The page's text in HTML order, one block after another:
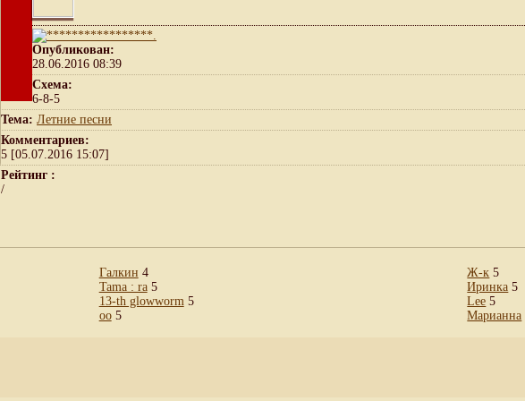
Опубликован:
28.06.2016 08:39
Схема:
6-8-5
Тема: Летние песни
Комментариев:
5 [05.07.2016 15:07]
Рейтинг :
/
Галкин 4
Tama : ra5
13-th glowworm 5
oo5
Ж-к 5
Иринка 5
Lee 5
Марианна